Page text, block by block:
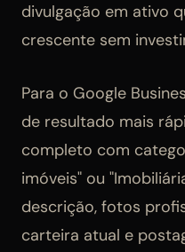
divulgação em ativo
crescente sem
Para o Google
de resultado mais
completo com
imóveis" ou
descrição, fotos
carteira atual e